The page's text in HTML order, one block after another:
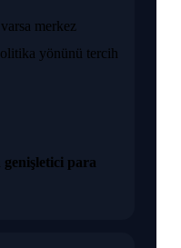
merkez
yönünü tercih
genişletici para